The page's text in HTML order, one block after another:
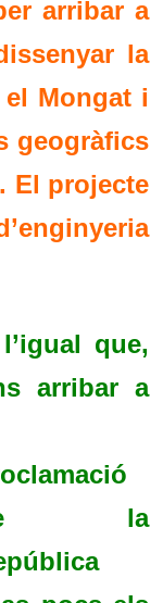
arribar a
la
Mongat i
geogràfics
El projecte
que,
arribar a
la